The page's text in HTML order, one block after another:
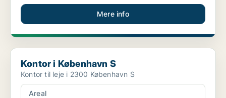
Mere info
Kontor i København S
Kontor i København S
Kontor til leje i 2300 København S
Areal